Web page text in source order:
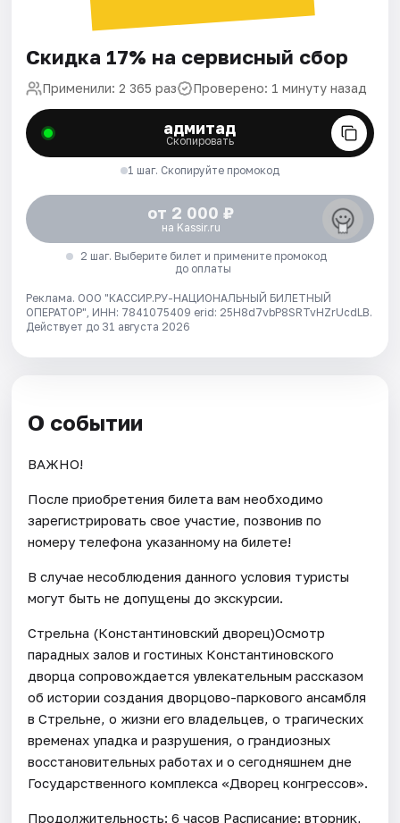
Скидка 17% на сервисный сбор
Применили: 2 365 раз Проверено: 1 минуту назад
адмитад
Скопировать
1 шаг. Скопируйте промокод
от 2 000 ₽
на Kassir.ru
2 шаг. Выберите билет и примените промокод
до оплаты
Реклама. ООО "КАССИР.РУ-НАЦИОНАЛЬНЫЙ БИЛЕТНЫЙ
ОПЕРАТОР", ИНН: 7841075409 erid: 25H8d7vbP8SRTvHZrUcdLB.
Действует до 31 августа 2026
О событии
ВАЖНО!
После приобретения билета вам необходимо
зарегистрировать свое участие, позвонив по
номеру телефона указанному на билете!
В случае несоблюдения данного условия туристы
могут быть не допущены до экскурсии.
Стрельна (Константиновский дворец)Осмотр
парадных залов и гостиных Константиновского
дворца сопровождается увлекательным рассказом
об истории создания дворцово-паркового ансамбля
в Стрельне, о жизни его владельцев, о трагических
временах упадка и разрушения, о грандиозных
восстановительных работах и о сегодняшнем дне
Государственного комплекса «Дворец конгрессов».
Продолжительность: 6 часов Расписание: вторник,